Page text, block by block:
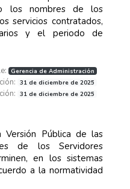
los nombres de los
servicios contratados,
y el periodo de
Gerencia de Administración
31 de diciembre de 2025
31 de diciembre de 2025
Versión Pública de las
de los Servidores
en los sistemas
a la normatividad